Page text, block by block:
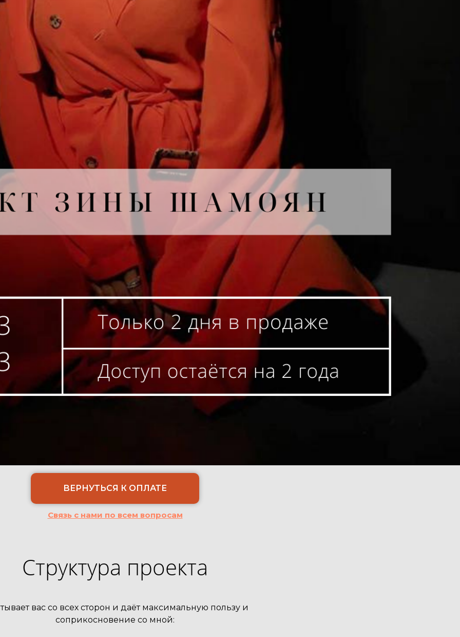
ВЕРНУТЬСЯ К ОПЛАТЕ
Связь с нами по всем вопросам
Структура проекта
вас со всех сторон и даёт максимальную пользу и
соприкосновение со мной: